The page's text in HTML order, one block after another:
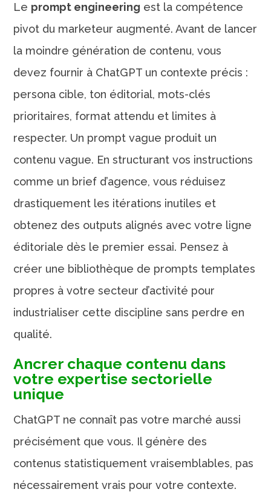
Le prompt engineering est la compétence
pivot du marketeur augmenté. Avant de lancer
la moindre génération de contenu, vous
devez fournir à ChatGPT un contexte précis :
persona cible, ton éditorial, mots-clés
prioritaires, format attendu et limites à
respecter. Un prompt vague produit un
contenu vague. En structurant vos instructions
comme un brief d’agence, vous réduisez
drastiquement les itérations inutiles et
obtenez des outputs alignés avec votre ligne
éditoriale dès le premier essai. Pensez à
créer une bibliothèque de prompts templates
propres à votre secteur d’activité pour
industrialiser cette discipline sans perdre en
qualité.
Ancrer chaque contenu dans
votre expertise sectorielle
unique
ChatGPT ne connaît pas votre marché aussi
précisément que vous. Il génère des
contenus statistiquement vraisemblables, pas
nécessairement vrais pour votre contexte.